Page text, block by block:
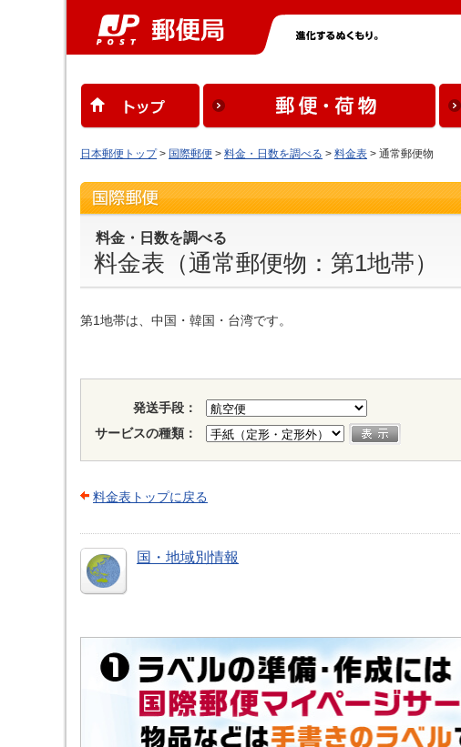
日本郵便トップ> 国際郵便 > 料金・日数を調べる > 料金表 > 通常郵便物
料金・日数を調べる
料金表（通常郵便物：第1地帯）
第1地帯は、中国・韓国・台湾です。
発送手段：
サービスの種類：
料金表トップに戻る
国・地域別情報